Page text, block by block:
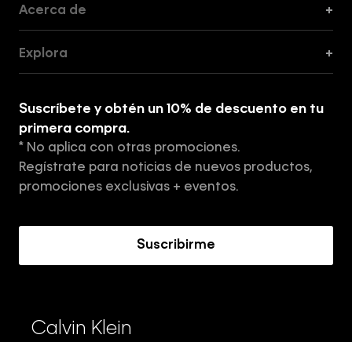
Acerca de +
Tiendas
Aviso de privacidad
Términos y Condiciones
Explora +
Suscríbete y obtén un 10% de descuento en tu
primera compra.
* No aplica con otras promociones.
Regístrate para noticias de nuevos productos,
promociones exclusivas + eventos.
Suscribirme
Calvin Klein